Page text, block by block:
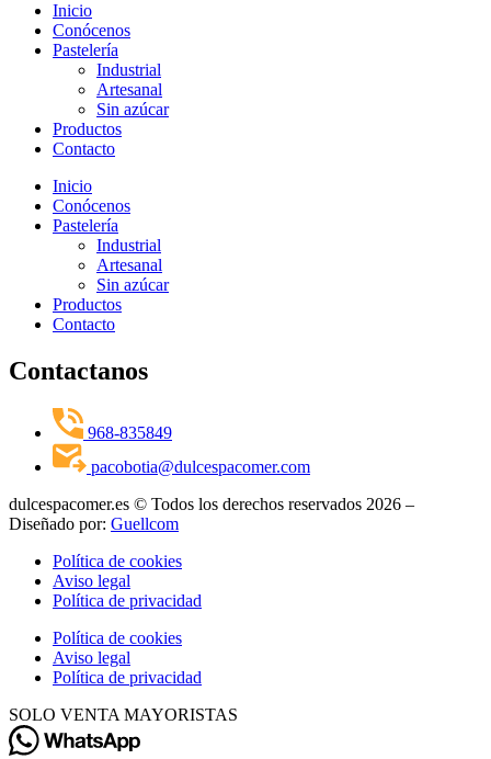
Inicio
Conócenos
Pastelería
Industrial
Artesanal
Sin azúcar
Productos
Contacto
Inicio
Conócenos
Pastelería
Industrial
Artesanal
Sin azúcar
Productos
Contacto
Contactanos
968-835849
pacobotia@dulcespacomer.com
dulcespacomer.es © Todos los derechos reservados 2026 –
Diseñado por: Guellcom
Política de cookies
Aviso legal
Política de privacidad
Política de cookies
Aviso legal
Política de privacidad
SOLO VENTA MAYORISTAS